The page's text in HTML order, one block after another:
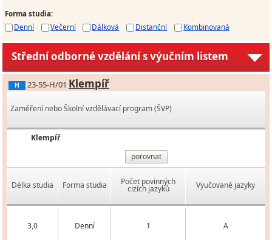
Forma studia:
Denní
Večerní Dálková Distanční Kombinovaná
Střední odborné vzdělání s výučním listem
H 23-55-H/01 Klempíř
Zaměření nebo Školní vzdělávací program (ŠVP)
Klempíř
porovnat
Délka studia Forma studia Počet povinných
cizích jazyků Vyučované jazyky
3,0 Denní 1 A